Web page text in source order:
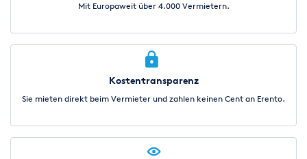
Mit Europaweit über 4.000 Vermietern.
Kostentransparenz
Sie mieten direkt beim Vermieter und zahlen keinen Cent an Erento.